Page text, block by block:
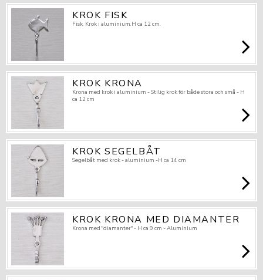
KROK FISK
Fisk. Krok i aluminium.H ca 12 cm.
KROK KRONA
Krona med krok i aluminium - Stilig krok för både stora och små - H
ca 12 cm
KROK SEGELBÅT
Segelbåt med krok - aluminium -H ca 14 cm
KROK KRONA MED DIAMANTER
Krona med "diamanter" - H ca 9 cm - Aluminium